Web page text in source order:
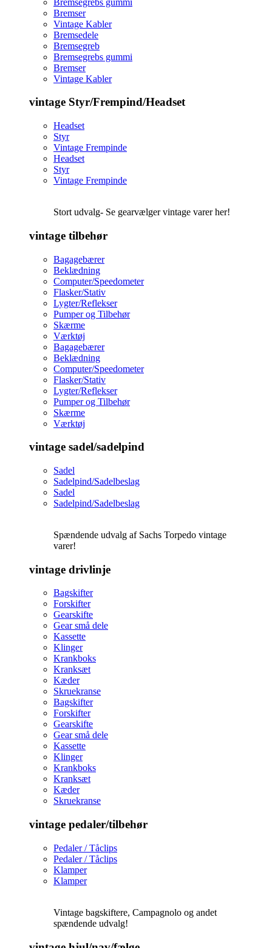
Bremser
Vintage Kabler
Bremsedele
Bremsegreb
Bremsegrebs gummi
Bremser
Vintage Kabler
vintage Styr/Frempind/Headset
Headset
Styr
Vintage Frempinde
Headset
Styr
Vintage Frempinde
Stort udvalg- Se gearvælger vintage varer her!
vintage tilbehør
Bagagebærer
Beklædning
Computer/Speedometer
Flasker/Stativ
Lygter/Reflekser
Pumper og Tilbehør
Skærme
Værktøj
Bagagebærer
Beklædning
Computer/Speedometer
Flasker/Stativ
Lygter/Reflekser
Pumper og Tilbehør
Skærme
Værktøj
vintage sadel/sadelpind
Sadel
Sadelpind/Sadelbeslag
Sadel
Sadelpind/Sadelbeslag
Spændende udvalg af Sachs Torpedo vintage
varer!
vintage drivlinje
Bagskifter
Forskifter
Gearskifte
Gear små dele
Kassette
Klinger
Krankboks
Kranksæt
Kæder
Skruekranse
Bagskifter
Forskifter
Gearskifte
Gear små dele
Kassette
Klinger
Krankboks
Kranksæt
Kæder
Skruekranse
vintage pedaler/tilbehør
Pedaler / Tåclips
Pedaler / Tåclips
Klamper
Klamper
Vintage bagskiftere, Campagnolo og andet
spændende udvalg!